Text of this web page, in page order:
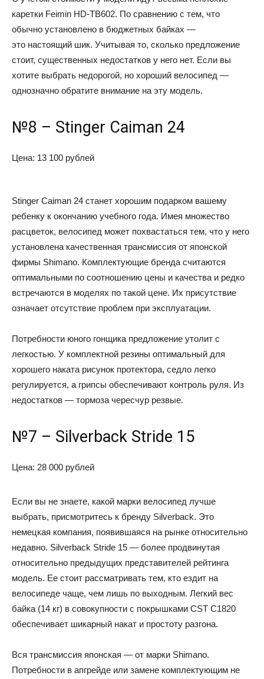
каретки Feimin HD-TB602. По сравнению с тем, что
обычно установлено в бюджетных байках —
это настоящий шик. Учитывая то, сколько предложение
стоит, существенных недостатков у него нет. Если вы
хотите выбрать недорогой, но хороший велосипед —
однозначно обратите внимание на эту модель.
№8 – Stinger Caiman 24
Цена: 13 100 рублей
Stinger Caiman 24 станет хорошим подарком вашему
ребенку к окончанию учебного года. Имея множество
расцветок, велосипед может похвастаться тем, что у него
установлена качественная трансмиссия от японской
фирмы Shimano. Комплектующие бренда считаются
оптимальными по соотношению цены и качества и редко
встречаются в моделях по такой цене. Их присутствие
означает отсутствие проблем при эксплуатации.
Потребности юного гонщика предложение утолит с
легкостью. У комплектной резины оптимальный для
хорошего наката рисунок протектора, седло легко
регулируется, а грипсы обеспечивают контроль руля. Из
недостатков — тормоза чересчур резвые.
№7 – Silverback Stride 15
Цена: 28 000 рублей
Если вы не знаете, какой марки велосипед лучше
выбрать, присмотритесь к бренду Silverback. Это
немецкая компания, появившаяся на рынке относительно
недавно. Silverback Stride 15 — более продвинутая
относительно предыдущих представителей рейтинга
модель. Ее стоит рассматривать тем, кто ездит на
велосипеде чаще, чем лишь по выходным. Легкий вес
байка (14 кг) в совокупности с покрышками CST C1820
обеспечивает шикарный накат и простоту разгона.
Вся трансмиссия японская — от марки Shimano.
Потребности в апгрейде или замене комплектующим не